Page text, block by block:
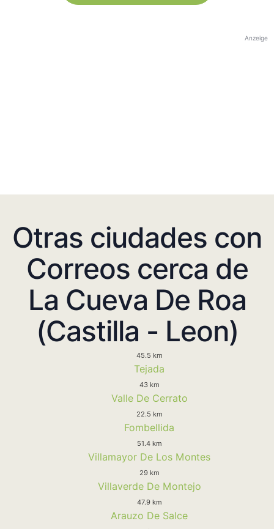
Anzeige
Otras ciudades con
Correos cerca de
La Cueva De Roa
(Castilla - Leon)
45.5 km
Tejada
43 km
Valle De Cerrato
22.5 km
Fombellida
51.4 km
Villamayor De Los Montes
29 km
Villaverde De Montejo
47.9 km
Arauzo De Salce